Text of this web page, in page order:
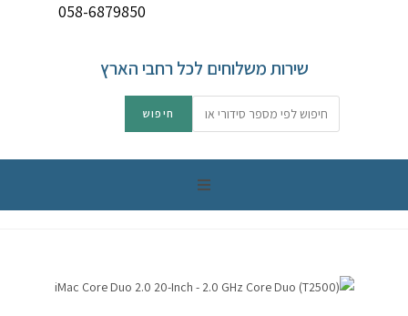
058-6879850
שירות משלוחים לכל רחבי הארץ
מחשבי אפל